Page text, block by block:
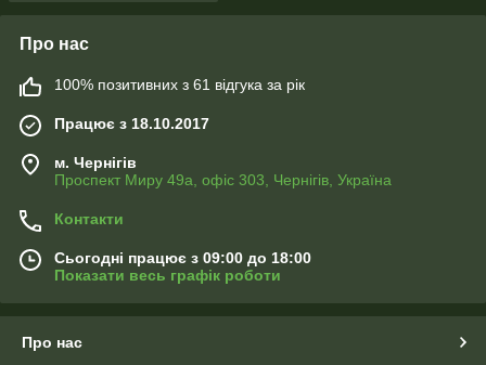
Про нас
100% позитивних з 61 відгука за рік
Працює з 18.10.2017
м. Чернігів
Проспект Миру 49а, офіс 303, Чернігів, Україна
Контакти
Сьогодні працює з 09:00 до 18:00
Показати весь графік роботи
Про нас